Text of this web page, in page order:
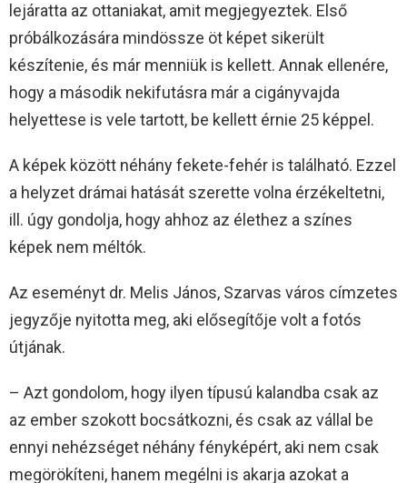
lejáratta az ottaniakat, amit megjegyeztek. Első
próbálkozására mindössze öt képet sikerült
készítenie, és már menniük is kellett. Annak ellenére,
hogy a második nekifutásra már a cigányvajda
helyettese is vele tartott, be kellett érnie 25 képpel.
A képek között néhány fekete-fehér is található. Ezzel
a helyzet drámai hatását szerette volna érzékeltetni,
ill. úgy gondolja, hogy ahhoz az élethez a színes
képek nem méltók.
Az eseményt dr. Melis János, Szarvas város címzetes
jegyzője nyitotta meg, aki elősegítője volt a fotós
útjának.
– Azt gondolom, hogy ilyen típusú kalandba csak az
az ember szokott bocsátkozni, és csak az vállal be
ennyi nehézséget néhány fényképért, aki nem csak
megörökíteni, hanem megélni is akarja azokat a